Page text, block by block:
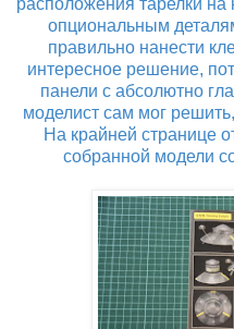
опциональным
правильно нанести
интересное решение,
панели с абсолютно
моделист сам мог
На крайней странице
собранной модели